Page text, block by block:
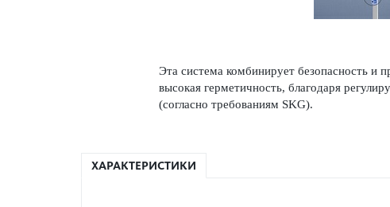
Эта сис­тема комб­инирует безоп­асность
выс­окая гермет­ичность, благодаря
(согласно требованиям SKG).
ХАРАКТЕРИСТИКИ